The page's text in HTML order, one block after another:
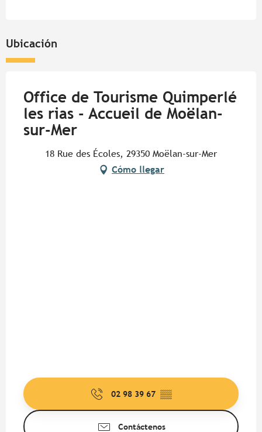
Ubicación
Office de Tourisme Quimperlé
les rias - Accueil de Moëlan-
sur-Mer
18 Rue des Écoles, 29350 Moëlan-sur-Mer
Cómo llegar
02 98 39 67 ▒▒
Contáctenos